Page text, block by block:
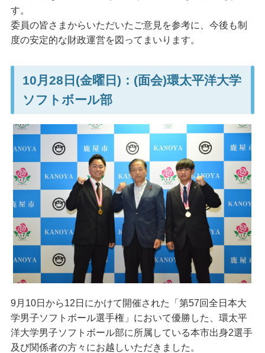
す。
委員の皆さまからいただいたご意見を参考に、今後も制
度の安定的な財政運営を図ってまいります。
10月28日(金曜日)：(面会)環太平洋大学
ソフトボール部
9月10日から12日にかけて開催された「第57回全日本大
学男子ソフトボール選手権」において優勝した、環太平
洋大学男子ソフトボール部に所属している本市出身2選手
及び関係者の方々にお越しいただきました。